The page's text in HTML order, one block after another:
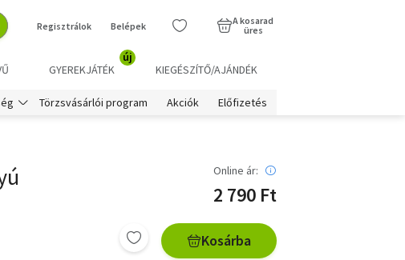
Regisztrálok Belépek
A kosarad
üres
GYEREKJÁTÉK
új
KIEGÉSZÍTŐ/AJÁNDÉK
Törzsvásárlói program Akciók Előfizetés
Online ár:
2 790 Ft
Kosárba